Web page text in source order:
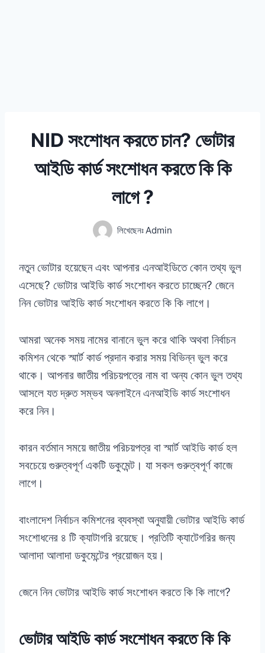
NID সংশোধন করতে চান? ভোটার
আইডি কার্ড সংশোধন করতে কি কি
লাগে ?
লিখেছেনঃ Admin
নতুন ভোটার হয়েছেন এবং আপনার এনআইডিতে কোন তথ্য ভুল
এসেছে? ভোটার আইডি কার্ড সংশোধন করতে চাচ্ছেন? জেনে
নিন ভোটার আইডি কার্ড সংশোধন করতে কি কি লাগে।
আমরা অনেক সময় নামের বানানে ভুল করে থাকি অথবা নির্বাচন
কমিশন থেকে স্মার্ট কার্ড প্রদান করার সময় বিভিন্ন ভুল করে
থাকে। আপনার জাতীয় পরিচয়পত্রে নাম বা অন্য কোন ভুল তথ্য
আসলে যত দ্রুত সম্ভব অনলাইনে এনআইডি কার্ড সংশোধন
করে নিন।
কারন বর্তমান সময়ে জাতীয় পরিচয়পত্র বা স্মার্ট আইডি কার্ড হল
সবচেয়ে গুরুত্বপূর্ণ একটি ডকুমেন্ট। যা সকল গুরুত্বপূর্ণ কাজে
লাগে।
বাংলাদেশ নির্বাচন কমিশনের ব্যবস্থা অনুযায়ী ভোটার আইডি কার্ড
সংশোধনের ৪ টি ক্যাটাগরি রয়েছে। প্রতিটি ক্যাটেগরির জন্য
আলাদা আলাদা ডকুমেন্টের প্রয়োজন হয়।
জেনে নিন ভোটার আইডি কার্ড সংশোধন করতে কি কি লাগে?
ভোটার আইডি কার্ড সংশোধন করতে কি কি